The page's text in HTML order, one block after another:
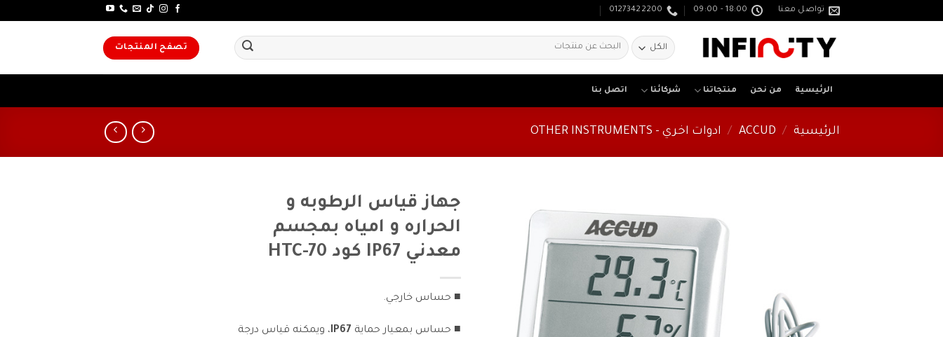
تواصل معنا 18:00 - 09:00
01273422200
البحث
عن:
تصفح المنتجات
الرئيسية من نحن منتجاتنا شركائنا اتصل بنا
الرئيسية /
ACCUD
/ ادوات اخري - OTHER INSTRUMENTS
جهاز قياس الرطوبه و
الحراره و امياه بمجسم
معدني IP67 كود HTC-70
■ حساس خارجي.
■ حساس بمعيار حماية IP67، ويمكنه قياس درجة